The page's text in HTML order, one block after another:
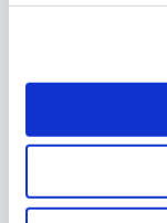
Buone Feste
OPEN DAY
Buon Natale e
Grazie ai ragazzi
Stiamo lavorando